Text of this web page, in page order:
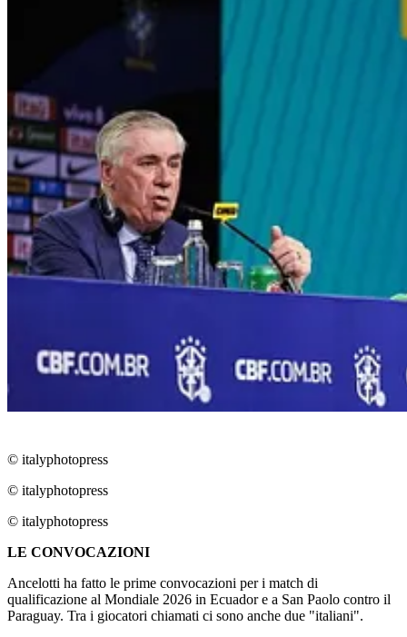
© italyphotopress
© italyphotopress
© italyphotopress
LE CONVOCAZIONI
Ancelotti ha fatto le prime convocazioni per i match di
qualificazione al Mondiale 2026 in Ecuador e a San Paolo contro il
Paraguay. Tra i giocatori chiamati ci sono anche due "italiani".